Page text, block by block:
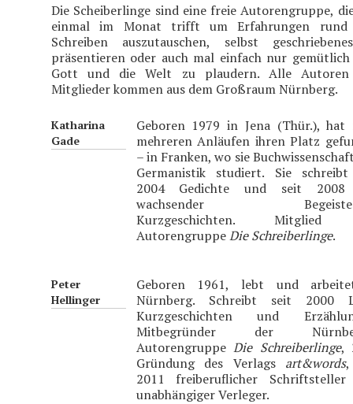
Die Scheiberlinge sind eine freie Autorengruppe,
einmal im Monat trifft um Erfahrungen rund
Schreiben auszutauschen, selbst
präsentieren oder auch mal einfach nur
Gott und die Welt zu plaudern. Alle
Mitglieder kommen aus dem Großraum Nürnberg.
Katharina
Gade
Geboren 1979 in Jena (Thür.), hat
mehreren Anläufen ihren Platz
– in Franken, wo sie
Germanistik studiert. Sie
2004 Gedichte und seit
wachsender
Kurzgeschichten. Mitglied
AutorengruppeDie Schreiberlinge.
Peter
Hellinger
Geboren 1961, lebt und
Nürnberg. Schreibt seit 2000
Kurzgeschichten und
Mitbegründer der
AutorengruppeDie Schreiberlinge,
Gründung des Verlags art&words
2011 freiberuflicher
unabhängiger Verleger.